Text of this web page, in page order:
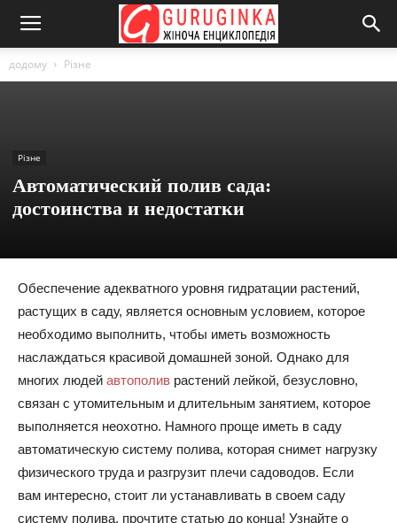
додому Різне
Різне
Автоматический полив сада:
достоинства и недостатки
Обеспечение адекватного уровня гидратации растений,
растущих в саду, является основным условием, которое
необходимо выполнить, чтобы иметь возможность
наслаждаться красивой домашней зоной. Однако для
многих людей автополив растений лейкой, безусловно,
связан с утомительным и длительным занятием, которое
выполняется неохотно. Намного проще иметь в саду
автоматическую систему полива, которая снимет нагрузку
физического труда и разгрузит плечи садоводов. Если
вам интересно, стоит ли устанавливать в своем саду
систему полива, прочтите статью до конца! Узнайте о